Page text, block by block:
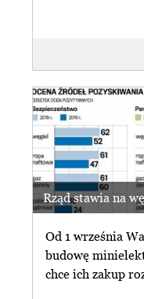
Rząd stawia na
Od 1 września
budowę
chce ich zakup